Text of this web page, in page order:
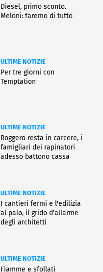
Diesel, primo sconto.
Meloni: faremo di tutto
ULTIME NOTIZIE
Per tre giorni con
Temptation
ULTIME NOTIZIE
Roggero resta in carcere, i
famigliari dei rapinatori
adesso battono cassa
ULTIME NOTIZIE
I cantieri fermi e l'edilizia
al palo, il grido d'allarme
degli architetti
ULTIME NOTIZIE
Fiamme e sfollati